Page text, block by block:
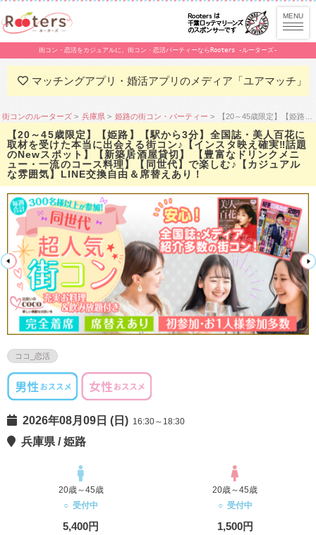
街コン・恋活をカジュアルに。街コン・恋活パーティーならRooters -ルーターズ-
マッチングアプリ・婚活アプリのメディア「ユアマッチ」
街コンのルーターズ 兵庫県 姫路の街コン・パーティー 【20～45歳限定】【姫路】【駅から3分】全国誌・美人百花に取材を受けた本当に出会える街コン♪【インスタ映え確実‼︎話題のNewスポット】【新築居酒屋貸切】 【豊富なドリンクメニュー・一流のコース料理】【同世代】で楽しむ♪【カジュアルな雰囲気】LINE交換自由＆席替えあり！
【20～45歳限定】【姫路】【駅から3分】全国誌・美人百花に
取材を受けた本当に出会える街コン♪【インスタ映え確実‼︎話題
のNewスポット】【新築居酒屋貸切】 【豊富なドリンクメニ
ュー・一流のコース料理】【同世代】で楽しむ♪【カジュアル
な雰囲気】LINE交換自由＆席替えあり！
ココ_恋活
2026年08月09日 (日) 16:30～18:30
兵庫県 / 姫路
20歳～45歳
○ 受付中
5,400円
20歳～45歳
○ 受付中
1,500円